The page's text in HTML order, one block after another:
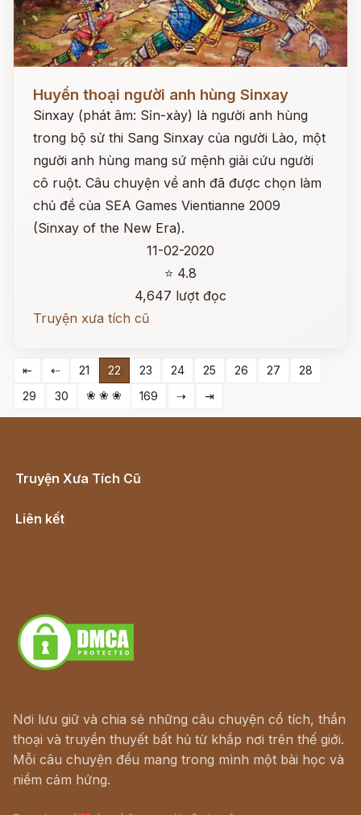
Đọc ngay
Huyền thoại người anh hùng Sinxay
Sinxay (phát âm: Sỉn-xày) là người anh hùng
trong bộ sử thi Sang Sinxay của người Lào, một
người anh hùng mang sứ mệnh giải cứu người
cô ruột. Câu chuyện về anh đã được chọn làm
chủ đề của SEA Games Vientianne 2009
(Sinxay of the New Era).
11-02-2020
⭐ 4.8
4,647 lượt đọc
Truyện xưa tích cũ
⇤ ⇠ 21 22 23 24 25 26 27
28
29
30 ❀ ❀ ❀ 169 ⇢ ⇥
Truyện Xưa Tích Cũ
Liên kết
Nơi lưu giữ và chia sẻ những câu chuyện cổ tích, thần
thoại và truyền thuyết bất hủ từ khắp nơi trên thế giới.
Mỗi câu chuyện đều mang trong mình một bài học và
niềm cảm hứng.